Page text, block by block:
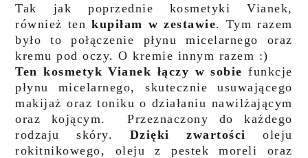
Tak jak poprzednie kosmetyki Vianek,
również tenkupiłam w zestawie. Tym razem
było to połączenie płynu micelarnego oraz
kremu pod oczy. O kremie innym razem :)
Ten kosmetyk Vianek łączy w sobiefunkcje
płynu micelarnego, skutecznie usuwającego
makijaż oraz toniku o działaniu nawilżającym
oraz kojącym. Przeznaczony do każdego
rodzaju skóry. Dzięki zwartościoleju
rokitnikowego, oleju z pestek moreli oraz